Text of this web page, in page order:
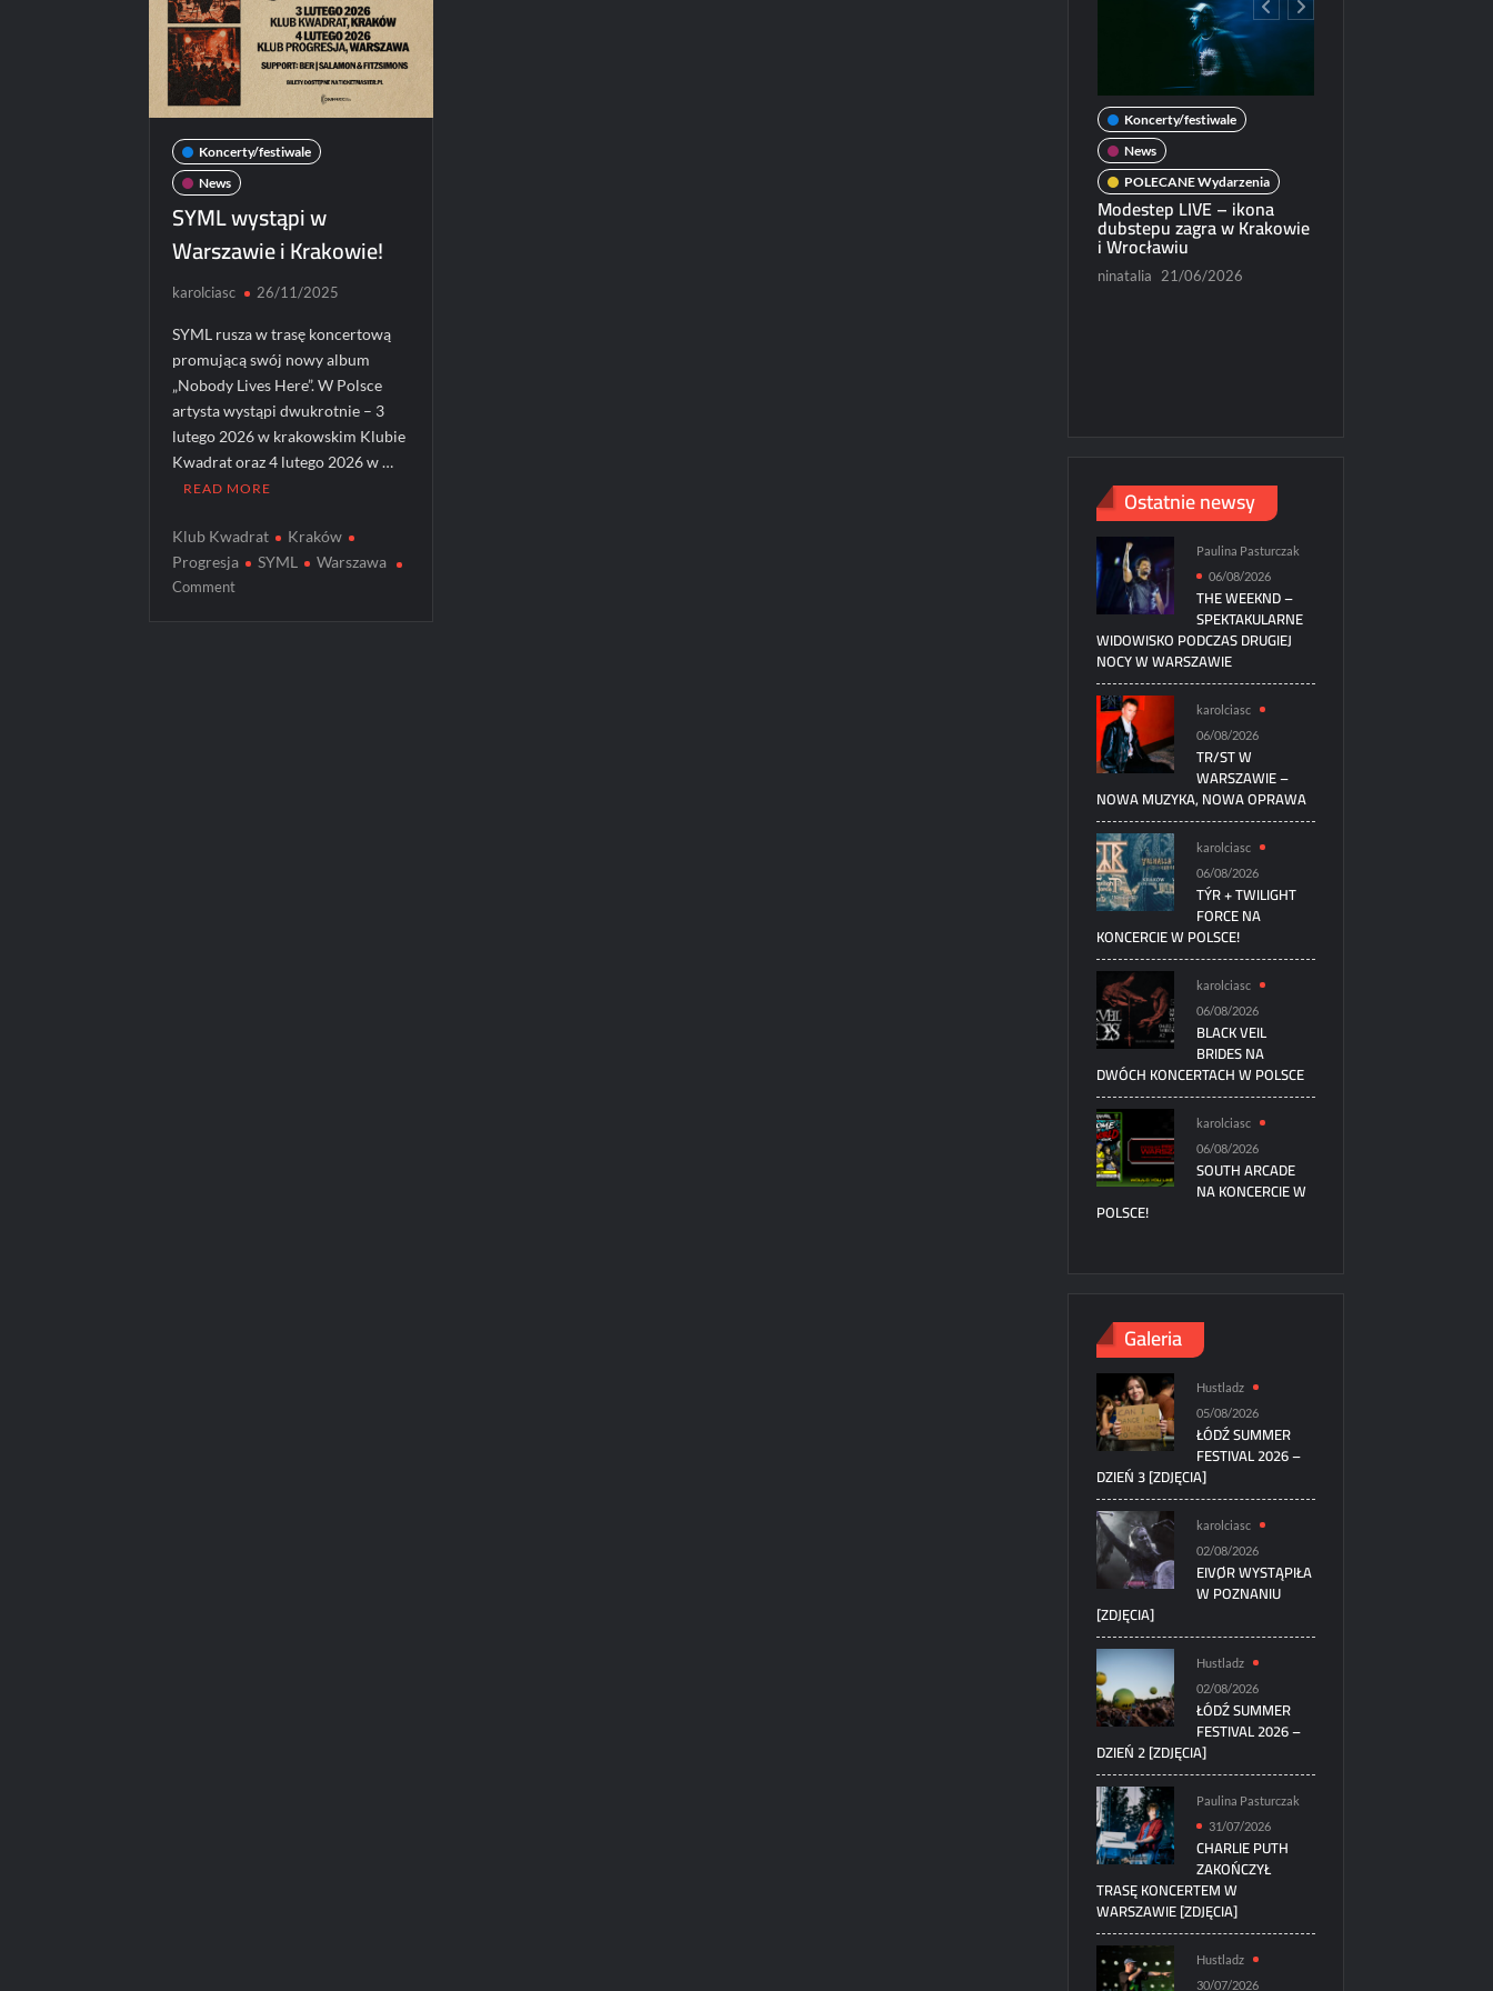
Koncerty/festiwale
News
SYML wystąpi w
Warszawie i Krakowie!
karolciasc 26/11/2025
SYML rusza w trasę koncertową
promującą swój nowy album
„Nobody Lives Here”. W Polsce
artysta wystąpi dwukrotnie – 3
lutego 2026 w krakowskim Klubie
Kwadrat oraz 4 lutego 2026 w …
READ MORE
Klub Kwadrat
Kraków
Progresja
SYML Warszawa
Commenton
Koncerty/festiwale
News
POLECANE Wydarzenia
Modestep LIVE – ikona
dubstepu zagra w Krakowie
i Wrocławiu
ninatalia 21/06/2026
Ostatnie newsy
Paulina Pasturczak
06/08/2026
THE WEEKND –
SPEKTAKULARNE
WIDOWISKO PODCZAS DRUGIEJ
NOCY W WARSZAWIE
karolciasc
06/08/2026
TR/ST W
WARSZAWIE –
NOWA MUZYKA, NOWA OPRAWA
karolciasc
06/08/2026
TÝR + TWILIGHT
FORCE NA
KONCERCIE W POLSCE!
karolciasc
06/08/2026
BLACK VEIL
BRIDES NA
DWÓCH KONCERTACH W POLSCE
karolciasc
06/08/2026
SOUTH ARCADE
NA KONCERCIE W
POLSCE!
Galeria
Hustladz
05/08/2026
ŁÓDŹ SUMMER
FESTIVAL 2026 –
DZIEŃ 3 [ZDJĘCIA]
karolciasc
02/08/2026
EIVØR WYSTĄPIŁA
W POZNANIU
[ZDJĘCIA]
Hustladz
02/08/2026
ŁÓDŹ SUMMER
FESTIVAL 2026 –
DZIEŃ 2 [ZDJĘCIA]
Paulina Pasturczak
31/07/2026
CHARLIE PUTH
ZAKOŃCZYŁ
TRASĘ KONCERTEM W
WARSZAWIE [ZDJĘCIA]
Hustladz
30/07/2026